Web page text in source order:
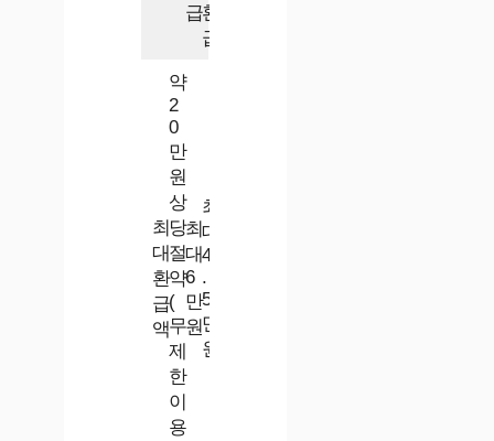
급환
급
최
대
환
급
액
약
2
0
만
원
상
당
절
약
(
무
제
한
이
용
최
대
6
만
원
최
대
4
.
5
만
원